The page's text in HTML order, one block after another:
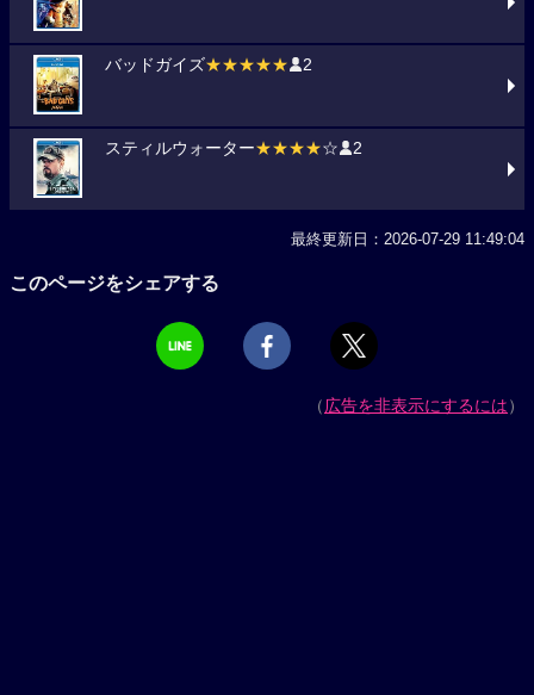
バッドガイズ★★★★★ 2
スティルウォーター★★★★☆ 2
最終更新日：2026-07-29 11:49:04
このページをシェアする
（広告を非表示にするには）